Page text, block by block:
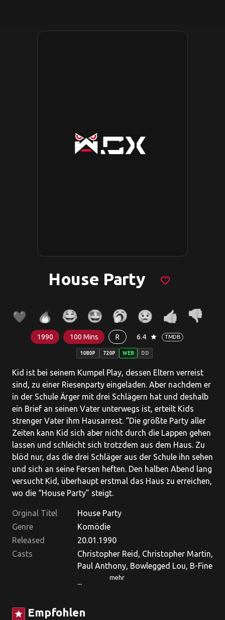
House Party favorite_border
1990 100 Mins R 6.4 star TMDB
1080P 720P WEB DD
Kid ist bei seinem Kumpel Play, dessen Eltern verreist
sind, zu einer Riesenparty eingeladen. Aber nachdem er
in der Schule Ärger mit drei Schlägern hat und deshalb
ein Brief an seinen Vater unterwegs ist, erteilt Kids
strenger Vater ihm Hausarrest. “Die größte Party aller
Zeiten kann Kid sich aber nicht durch die Lappen gehen
lassen und schleicht sich trotzdem aus dem Haus. Zu
blöd nur, das die drei Schläger aus der Schule ihn sehen
und sich an seine Fersen heften. Den halben Abend lang
versucht Kid, überhaupt erstmal das Haus zu erreichen,
wo die “House Party” steigt.
Orginal Titel
House Party
Genre
Komödie
Released
20.01.1990
Casts
Christopher Reid, Christopher Martin,
Paul Anthony, Bowlegged Lou, B-Fine
...
mehr
star Empfohlen